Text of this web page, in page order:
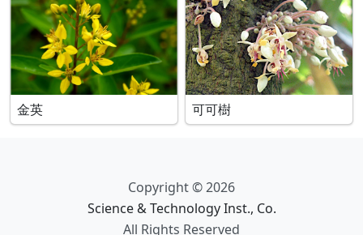
金英 可可樹
Copyright © 2026
Science & Technology Inst., Co.
All Rights Reserved